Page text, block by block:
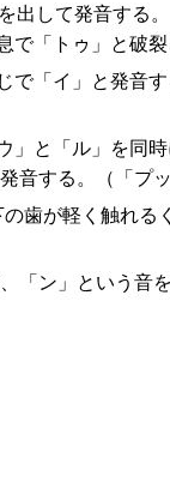
出して発音する
「トゥ」と破
で「イ」と発音す
と「ル」を同時
音する。（「プ
歯が軽く触れ
「ン」という